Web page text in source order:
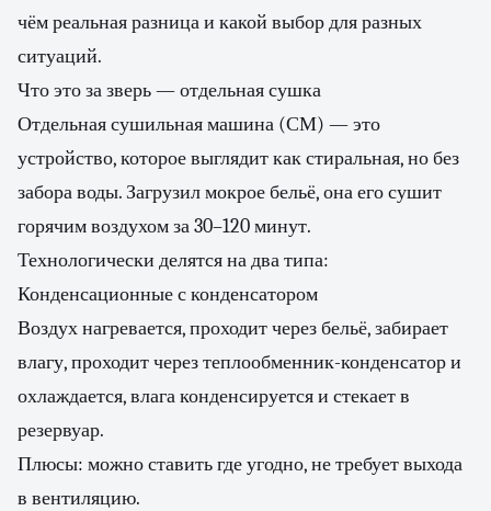
чём реальная разница и какой выбор для разных
ситуаций.
Что это за зверь — отдельная сушка
Отдельная сушильная машина (СМ) — это
устройство, которое выглядит как стиральная, но без
забора воды. Загрузил мокрое бельё, она его сушит
горячим воздухом за 30–120 минут.
Технологически делятся на два типа:
Конденсационные с конденсатором
Воздух нагревается, проходит через бельё, забирает
влагу, проходит через теплообменник-конденсатор и
охлаждается, влага конденсируется и стекает в
резервуар.
Плюсы: можно ставить где угодно, не требует выхода
в вентиляцию.